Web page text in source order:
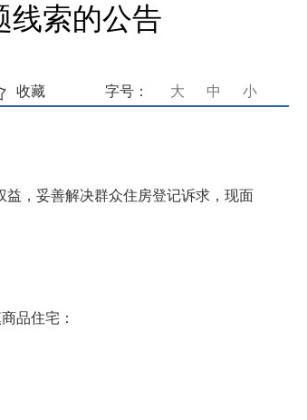
线索的公告
字号： 大 中 小
收藏
，妥善解决群众住房登记诉求，现面
品住宅：